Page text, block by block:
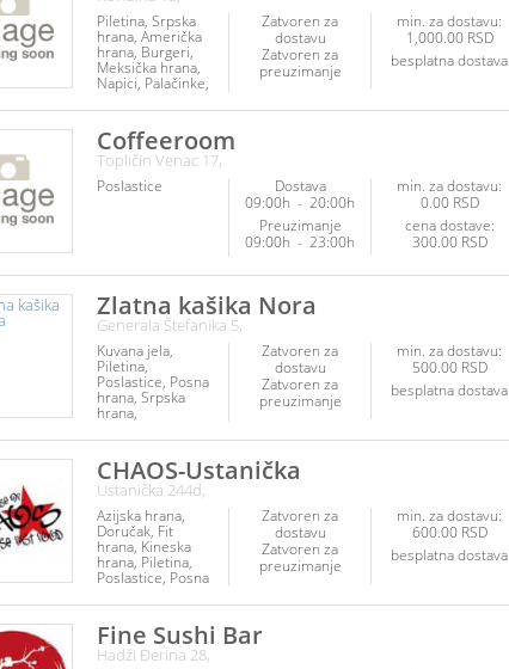
Piletina Srpska
hrana Američka
hrana Burgeri
Meksička hrana
Napici Palačinke
Sendviči
Zatvoren za
dostavu
Zatvoren za
preuzimanje
min. za dostavu:
1,000.00 RSD
besplatna dostava
Coffeeroom
Topličin Venac 17,
Poslastice
Dostava
09:00h - 20:00h
Preuzimanje
09:00h - 23:00h
min. za dostavu:
0.00 RSD
cena dostave:
300.00 RSD
Zlatna kašika Nora
Generala Štefanika 5,
Kuvana jela
Piletina
Poslastice Posna
hrana Srpska
hrana
hrana Veganska
hrana
Zatvoren za
dostavu
Zatvoren za
preuzimanje
min. za dostavu:
500.00 RSD
besplatna dostava
CHAOS-Ustanička
Ustanička 244d,
Azijska hrana
Doručak Fit
hrana Kineska
hrana Piletina
Poslastice Posna
plodovi mora
Veganska hrana
Vegetarijanska
hrana
Zatvoren za
dostavu
Zatvoren za
preuzimanje
min. za dostavu:
600.00 RSD
besplatna dostava
Fine Sushi Bar
Hadži Đerina 28,